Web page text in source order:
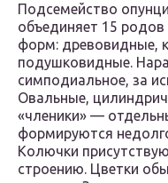
Подсемейство
объединяет 15
форм: древовидные,
подушковидные.
симподиальное, за
Овальные,
«членики» —
формируются
Колючки
строению. Цветки